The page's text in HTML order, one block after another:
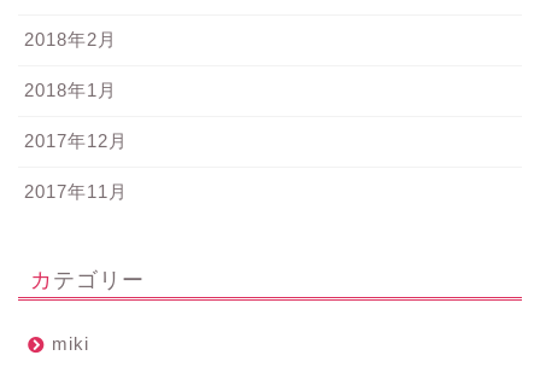
2018年2月
2018年1月
2017年12月
2017年11月
カテゴリー
miki